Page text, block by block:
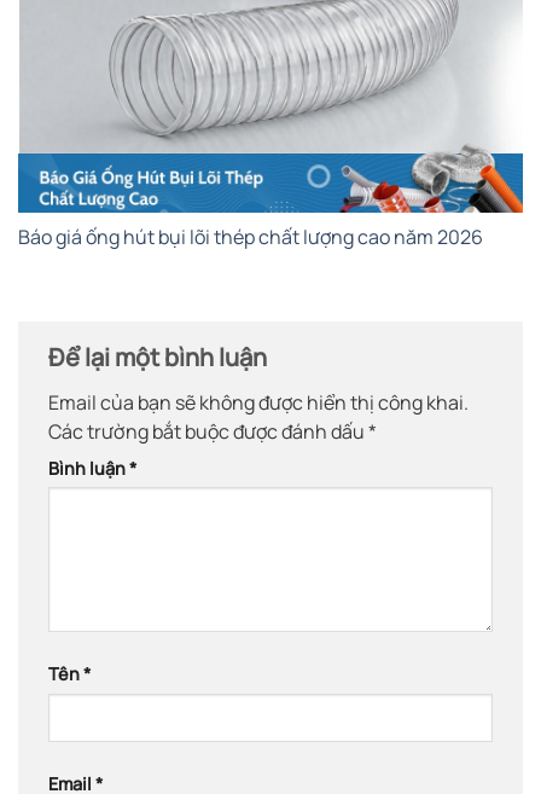
Báo giá ống hút bụi lõi thép chất lượng cao năm 2026
Để lại một bình luận
Email của bạn sẽ không được hiển thị công khai.
Các trường bắt buộc được đánh dấu*
Bình luận*
Tên*
Email *